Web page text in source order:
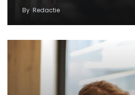
By Redactie